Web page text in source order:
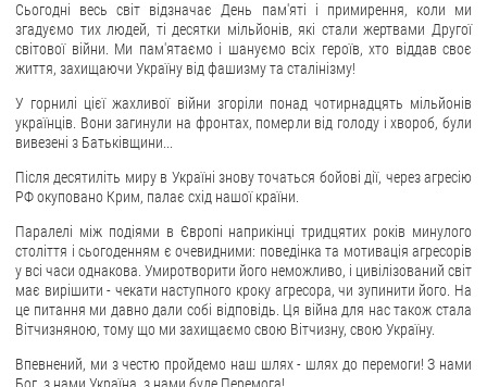
ПРЕСЦЕНТР
Новини
Drone Deals
Фотогалерея
ЗВЕРНЕННЯ ГРОМАДЯН
Звернення громадян
Електронне звернення
ДОСТУП ДО ПУБЛІЧНОЇ ІНФОРМАЦІЇ
Організація доступу до публічної інформації
Сьогодні весь світ відзначає День пам'яті і примирення, коли ми
згадуємо тих людей, ті десятки мільйонів, які стали жертвами Другої
світової війни. Ми пам'ятаємо і шануємо всіх героїв, хто віддав своє
життя, захищаючи Україну від фашизму та сталінізму!
У горнилі цієї жахливої війни згоріли понад чотирнадцять мільйонів
українців. Вони загинули на фронтах, померли від голоду і хвороб, були
вивезені з Батьківщини...
Після десятиліть миру в Україні знову точаться бойові дії, через агресію
РФ окуповано Крим, палає схід нашої країни.
Паралелі між подіями в Європі наприкінці тридцятих років минулого
століття і сьогоденням є очевидними: поведінка та мотивація агресорів
у всі часи однакова. Умиротворити його неможливо, і цивілізований світ
має вирішити - чекати наступного кроку агресора, чи зупинити його. На
це питання ми давно дали собі відповідь. Ця війна для нас також стала
Вітчизняною, тому що ми захищаємо свою Вітчизну, свою Україну.
Впевнений, ми з честю пройдемо наш шлях - шлях до перемоги! З нами